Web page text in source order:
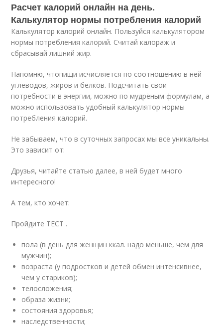
Расчет калорий онлайн на день.
Калькулятор нормы потребления калорий
Калькулятор калорий онлайн. Пользуйся калькулятором
нормы потребления калорий. Считай калораж и
сбрасывай лишний жир.
Напомню, чтопищи исчисляется по соотношению в ней
углеводов, жиров и белков. Подсчитать свои
потребности в энергии, можно по мудрёным формулам, а
можно использовать удобный калькулятор нормы
потребления калорий.
Не забываем, что в суточных запросах мы все уникальны.
Это зависит от:
Друзья, читайте статью далее, в ней будет много
интересного!
А тем, кто хочет:
Пройдите ТЕСТ .
пола (в день для женщин ккал. надо меньше, чем для
мужчин);
возраста (у подростков и детей обмен интенсивнее,
чем у стариков);
телосложения;
образа жизни;
состояния здоровья;
наследственности;